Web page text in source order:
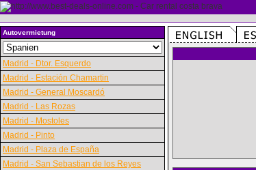
Autovermietung
Madrid - Dtor. Esquerdo
Madrid - Estación Chamartin
Madrid - General Moscardó
Madrid - Las Rozas
Madrid - Mostoles
Madrid - Pinto
Madrid - Plaza de España
Madrid - San Sebastian de los Reyes